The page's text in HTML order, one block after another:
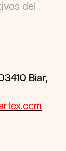
del
Biar,